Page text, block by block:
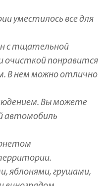
уместилось все для
с тщательной
очисткой понравится
В нем можно отлично
Вы можете
автомобиль
яблонями, грушами,